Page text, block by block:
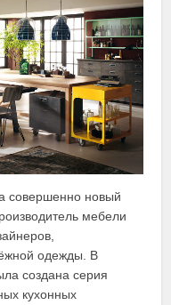
совершенно новый
мебели
одежды. В
создана серия
кухонных